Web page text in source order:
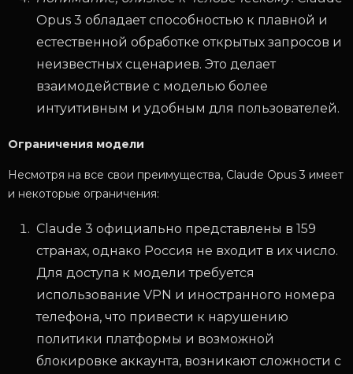
Opus 3 обладает способностью к плавной и
естественной обработке открытых запросов и
неизвестных сценариев. Это делает
взаимодействие с моделью более
интуитивным и удобным для пользователей.
Ограничения модели
Несмотря на все свои преимущества, Claude Opus 3 имеет
и некоторые ограничения:
Claude 3 официально представлены в 159
странах, однако Россия не входит в их число.
Для доступа к модели требуется
использование VPN и иностранного номера
телефона, что привести к нарушению
политики платформы и возможной
блокировке аккаунта, возникают сложности с